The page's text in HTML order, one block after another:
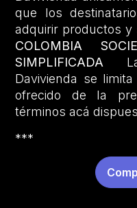
que los
adquirir productos y
COLOMBIA
SIMPLIFICADA La
Davivienda se
ofrecido de la
términos acá
***